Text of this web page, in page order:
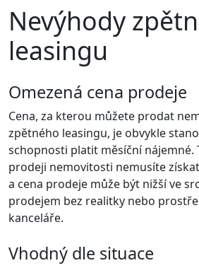
Nevýhody
leasingu
Omezená cena prodeje
Cena, za kterou můžete prodat
zpětného leasingu, je obvykle
schopnosti platit měsíční nájemné.
prodeji nemovitosti nemusíte
a cena prodeje může být nižší ve
prodejem bez realitky nebo
kanceláře.
Vhodný dle situace